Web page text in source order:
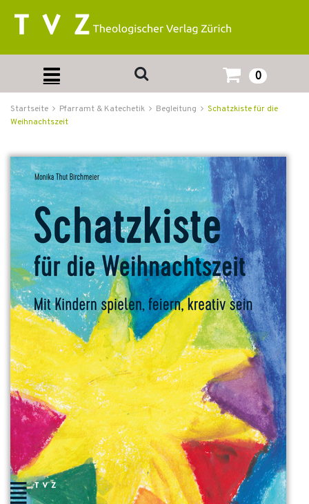
0
Startseite Pfarramt & Katechetik Begleitung
Schatzkiste für die
Weihnachtszeit